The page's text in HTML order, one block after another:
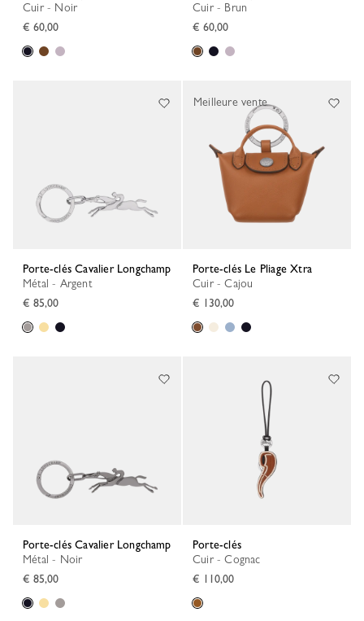
Cuir - Noir
€ 60,00
Cuir - Brun
€ 60,00
Porte-clés Cavalier Longchamp
Métal - Argent
€ 85,00
Porte-clés Le Pliage Xtra
Cuir - Cajou
€ 130,00
Meilleure vente
Porte-clés Cavalier Longchamp
Métal - Noir
€ 85,00
Porte-clés
Cuir - Cognac
€ 110,00